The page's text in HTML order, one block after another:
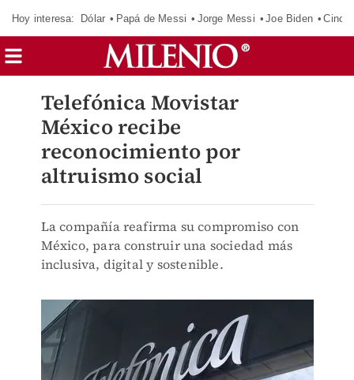
Hoy interesa: Dólar Papá de Messi Jorge Messi Joe Biden
Telefónica Movistar
México recibe
reconocimiento por
altruismo social
La compañía reafirma su compromiso con
México, para construir una sociedad más
inclusiva, digital y sostenible.